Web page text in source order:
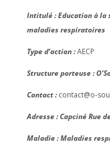
Intitulé : Education à la
maladies respiratoires
Type d’action :AECP
Structure porteuse :
Contact :contact@o-
Adresse :Capciné Rue
Maladie : Maladies